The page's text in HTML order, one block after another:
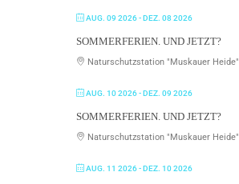
AUG. 09 2026- DEZ. 08 2026
SOMMERFERIEN. UND JETZT?
Naturschutzstation "Muskauer Heide"
AUG. 10 2026- DEZ. 09 2026
SOMMERFERIEN. UND JETZT?
Naturschutzstation "Muskauer Heide"
AUG. 11 2026- DEZ. 10 2026